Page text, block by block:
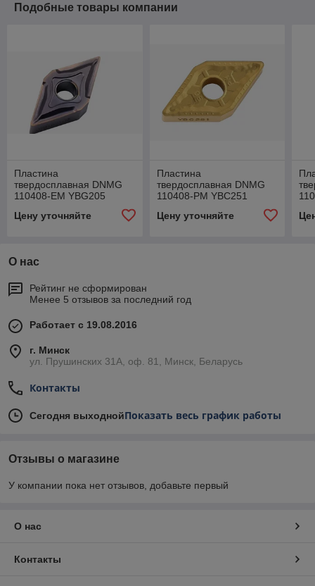
Подобные товары компании
Пластина
твердосплавная DNMG
110408-EM YBG205
Цену уточняйте
Пластина
твердосплавная DNMG
110408-PM YBC251
Цену уточняйте
О нас
Рейтинг не сформирован
Менее 5 отзывов за последний год
Работает с 19.08.2016
г. Минск
ул. Прушинских 31А, оф. 81, Минск, Беларусь
Контакты
Сегодня выходнойПоказать весь график работы
Отзывы о магазине
У компании пока нет отзывов, добавьте первый
О нас
Контакты